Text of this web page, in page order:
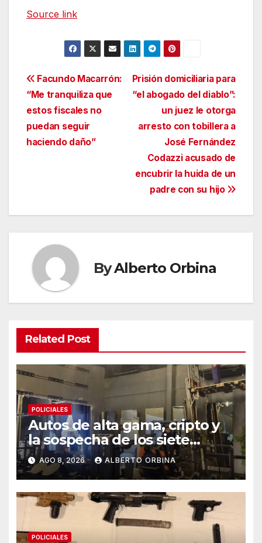
Source link
Navegación
de
entradas
Prisión domiciliaria para
“el abogado del diablo”:
un juez le otorga
arresto con tobillera a
José Fernández
Codazzi acusado de
encubrir la huida de un
padre con su hijo
Facundo Macarrón:
“Me tranquiliza que
estos fiscales no
puedan seguir
haciendo daño”
ByAlberto Orbina
Related Post
POLICIALES
Autos de alta gama, cripto y
la sospecha de los siete
gimnasios en un año: las
pistas detrás de la banda
acusada de lavar dinero narco
en Chaco
AGO 8, 2026 ALBERTO ORBINA
POLICIALES